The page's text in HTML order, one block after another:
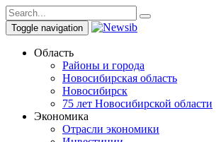
Toggle navigation
Область
Районы и города
Новосибирская область
Новосибирск
75 лет Новосибирской области
Экономика
Отрасли экономики